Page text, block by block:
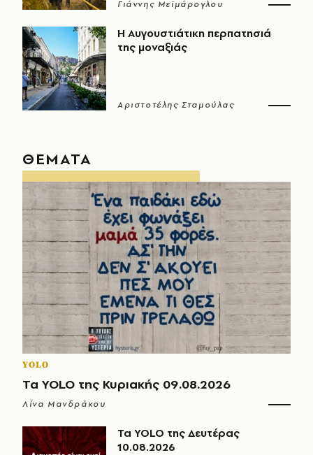
Γιάννης Μεϊμάρογλου
Η Αυγουστιάτικη περπατησιά
της μοναξιάς
Αριστοτέλης Σταμούλας
ΘΕΜΑΤΑ
YOLO
Τα YOLO της Κυριακής 09.08.2026
Λίνα Μανδράκου
Τα YOLO της Δευτέρας
10.08.2026